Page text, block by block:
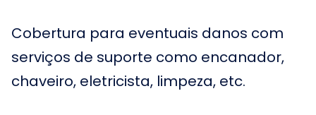
Cobertura para eventuais danos com
serviços de suporte como encanador,
chaveiro, eletricista, limpeza, etc.